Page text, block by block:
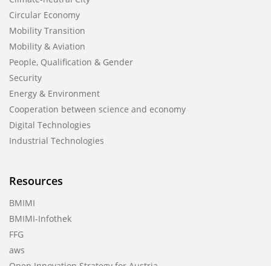
Circular Economy
Mobility Transition
Mobility & Aviation
People, Qualification & Gender
Security
Energy & Environment
Cooperation between science and economy
Digital Technologies
Industrial Technologies
Resources
BMIMI
BMIMI-Infothek
FFG
aws